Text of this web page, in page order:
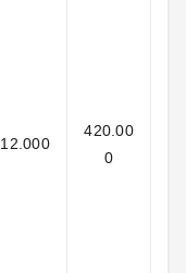
12.000
420.00
0